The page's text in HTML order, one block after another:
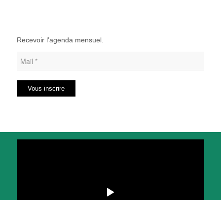
Recevoir l’agenda mensuel.